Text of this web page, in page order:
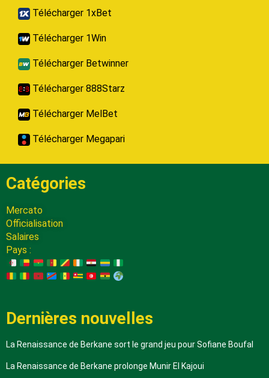
Télécharger 1xBet
Télécharger 1Win
Télécharger Betwinner
Télécharger 888Starz
Télécharger MelBet
Télécharger Megapari
Catégories
Mercato
Officialisation
Salaires
Pays :
Dernières nouvelles
La Renaissance de Berkane sort le grand jeu pour Sofiane Boufal
La Renaissance de Berkane prolonge Munir El Kajoui